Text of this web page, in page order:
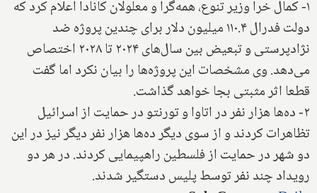
۱- کمال خرا وزیر تنوع، همه‌گرا و معلولان کانادا اعلام کرد که
دولت فدرال ۱۱۰.۴ میلیون دلار برای چندین پروژه ضد
نژادپرستی و تبعیض بین سال‌های ۲۰۲۴ تا ۲۰۲۸ اختصاص
می‌دهد. وی مشخصات این پروژه‌ها را بیان نکرد اما گفت
قطعا اثر مثبتی بجا خواهد گذاشت.
۲- ده‌ها هزار نفر در اتاوا و تورنتو در حمایت از اسرائیل
تظاهرات کردند و از سوی دیگر ده‌ها هزار نفر دیگر نیز در این
دو شهر در حمایت از فلسطین راهپیمایی کردند. در هر دو
رویداد چند نفر توسط پلیس دستگیر شدند.